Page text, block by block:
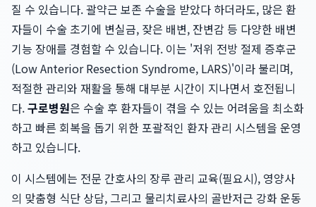
질 수 있습니다. 괄약근 보존 수술을 받았다 하더라도, 많은 환
자들이 수술 초기에 변실금, 잦은 배변, 잔변감 등 다양한 배변
기능 장애를 경험할 수 있습니다. 이는 '저위 전방 절제 증후군
(Low Anterior Resection Syndrome, LARS)'이라 불리며,
적절한 관리와 재활을 통해 대부분 시간이 지나면서 호전됩니
다.구로병원은 수술 후 환자들이 겪을 수 있는 어려움을 최소화
하고 빠른 회복을 돕기 위한 포괄적인 환자 관리 시스템을 운영
하고 있습니다.
이 시스템에는 전문 간호사의 장루 관리 교육(필요시), 영양사
의 맞춤형 식단 상담, 그리고 물리치료사의 골반저근 강화 운동